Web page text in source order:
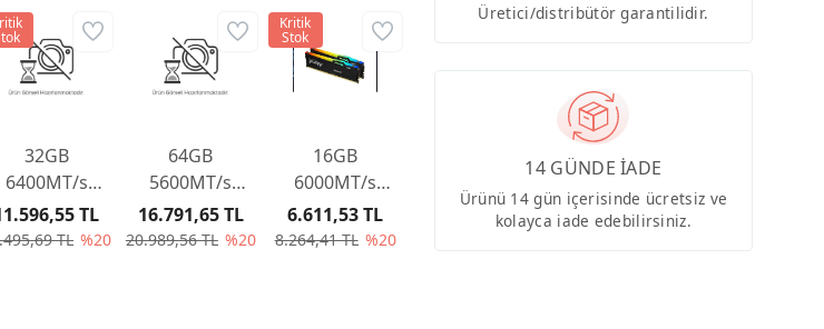
32GB
6400MT/s
DDR5 CL32
Beast
TL %20
TL
64GB
5600MT/s
DDR5 CL36
DIMM (Kit of
20.989,56 TL %20
16.791,65 TL
16GB
6000MT/s
DDR5 CL36
DIMM (Kit of
8.264,41 TL %20
6.611,53 TL
Kritik
Stok
Üretici/distribütör garantilidir.
14 GÜNDE İADE
Ürünü 14 gün içerisinde ücretsiz ve
kolayca iade edebilirsiniz.